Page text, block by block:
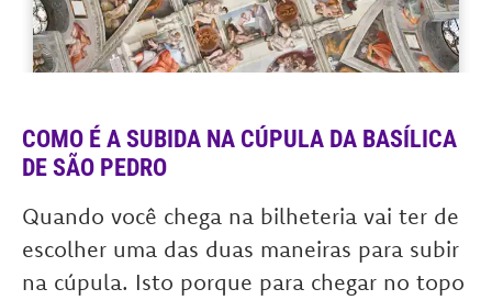
COMO É A SUBIDA NA CÚPULA DA BASÍLICA
DE SÃO PEDRO
Quando você chega na bilheteria vai ter de
escolher uma das duas maneiras para subir
na cúpula. Isto porque para chegar no topo